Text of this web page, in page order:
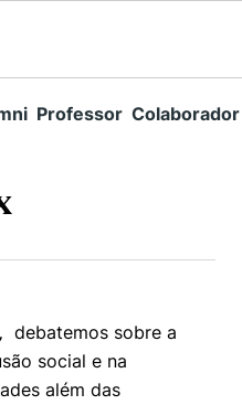
Professor Colaborador
- arquivo \
debatemos sobre a
social e na
além das